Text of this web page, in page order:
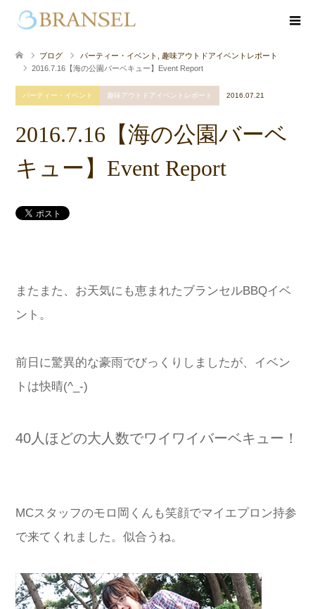
ブログ パーティー・イベント
趣味アウトドアイベントレポート
2016.7.16【海の公園バーベキュー】Event Report
パーティー・イベント 趣味アウトドアイベントレポート 2016.07.21
2016.7.16【海の公園バーベ
キュー】Event Report
またまた、お天気にも恵まれたブランセルBBQイベ
ント。
前日に驚異的な豪雨でびっくりしましたが、イベン
トは快晴(^_-)
40人ほどの大人数でワイワイバーベキュー！
MCスタッフのモロ岡くんも笑顔でマイエプロン持参
で来てくれました。似合うね。